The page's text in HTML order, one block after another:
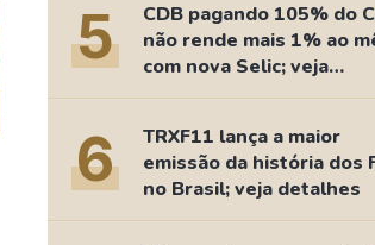
5
CDB pagando 105% do
não rende mais 1% ao
com nova Selic; veja
retorno
6
TRXF11 lança a maior
emissão da história dos
no Brasil; veja detalhes